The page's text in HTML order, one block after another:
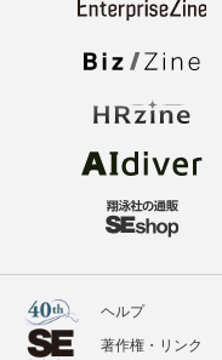
ヘルプ
著作権・リンク